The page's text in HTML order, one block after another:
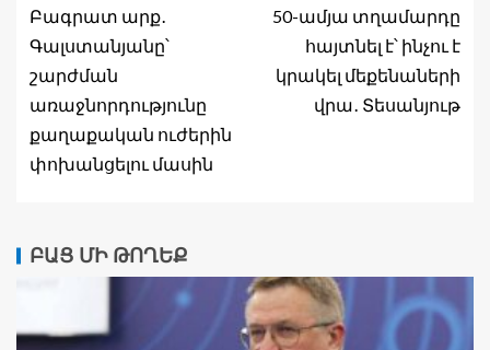
Բագրատ արք․
Գալստանյանը՝
շարժման
առաջնորդությունը
քաղաքական ուժերին
փոխանցելու մասին
50-ամյա տղամարդը
հայտնել է՝ ինչու է
կրակել մեքենաների
վրա․ Տեսանյութ
ԲԱՑ ՄԻ ԹՈՂԵՔ